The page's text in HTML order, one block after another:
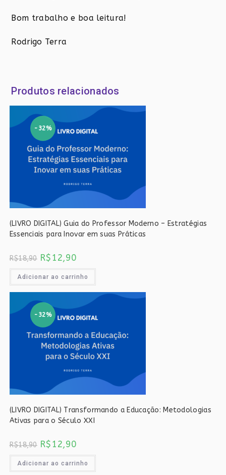
Bom trabalho e boa leitura!
Rodrigo Terra
Produtos relacionados
-32%
(LIVRO DIGITAL) Guia do Professor Moderno – Estratégias
Essenciais para Inovar em suas Práticas
R$18,90 O
preço
era:
R$12,90
é:
Adicionar ao carrinho
-32%
(LIVRO DIGITAL) Transformando a Educação: Metodologias
Ativas para o Século XXI
R$18,90 O
preço
era:
R$12,90
é:
Adicionar ao carrinho